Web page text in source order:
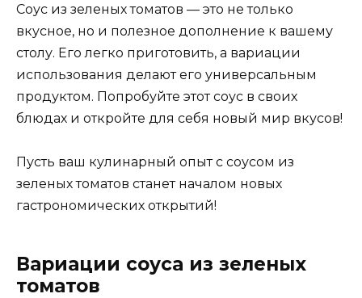
Соус из зеленых томатов — это не только
вкусное, но и полезное дополнение к вашему
столу. Его легко приготовить, а вариации
использования делают его универсальным
продуктом. Попробуйте этот соус в своих
блюдах и откройте для себя новый мир вкусов!
Пусть ваш кулинарный опыт с соусом из
зеленых томатов станет началом новых
гастрономических открытий!
Вариации соуса из зеленых
томатов